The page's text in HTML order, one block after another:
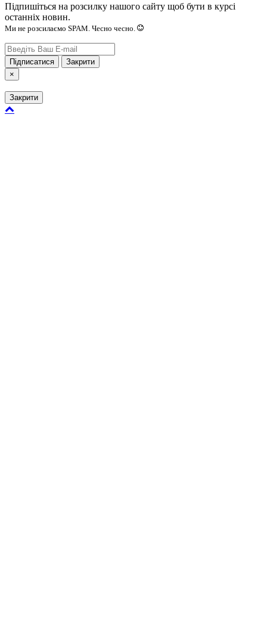
Підпишіться на розсилку нашого сайту щоб бути в курсі
останніх новин.
Ми не розсилаємо SPAM. Чесно чесно.
Підписатися
Закрити
×
Закрити